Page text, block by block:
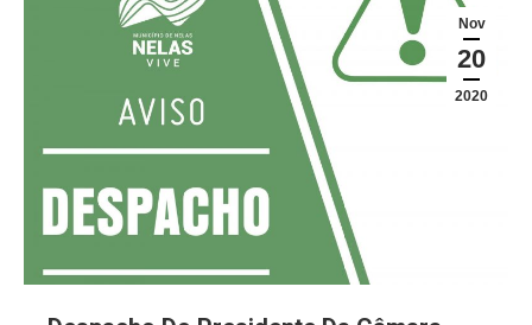
Nov
20
2020